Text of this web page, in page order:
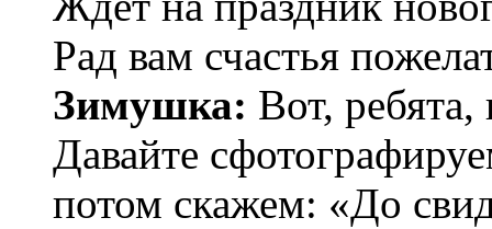
Рад вам счастья
Зимушка: Вот,
Давайте
потом скажем: «До